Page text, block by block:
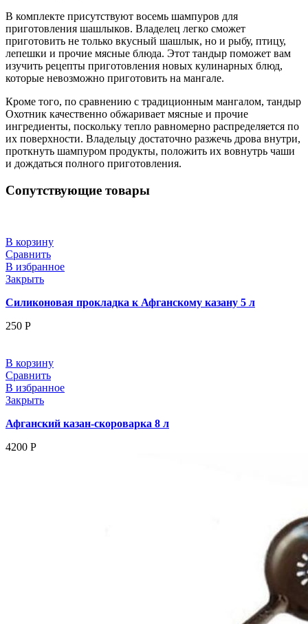
В комплекте присутствуют восемь шампуров для
приготовления шашлыков. Владелец легко сможет
приготовить не только вкусный шашлык, но и рыбу, птицу,
лепешки и прочие мясные блюда. Этот тандыр поможет вам
изучить рецепты приготовления новых кулинарных блюд,
которые невозможно приготовить на мангале.
Кроме того, по сравнению с традиционным мангалом, тандыр
Охотник качественно обжаривает мясные и прочие
ингредиенты, поскольку тепло равномерно распределяется по
их поверхности. Владельцу достаточно разжечь дрова внутри,
проткнуть шампуром продукты, положить их вовнутрь чаши
и дождаться полного приготовления.
Сопутствующие товары
В корзину
Сравнить
В избранное
Закрыть
Силиконовая прокладка к Афганскому казану 5 л
250 Р
В корзину
Сравнить
В избранное
Закрыть
Афганский казан-скороварка 8 л
4200 Р